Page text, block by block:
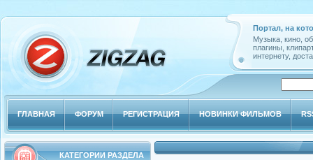
Портал, на
Музыка, кино,
плагины,
интернету,
ГЛАВНАЯ ФОРУМ РЕГИСТРАЦИЯ НОВИНКИ ФИЛЬМОВ
КАТЕГОРИИ РАЗДЕЛА